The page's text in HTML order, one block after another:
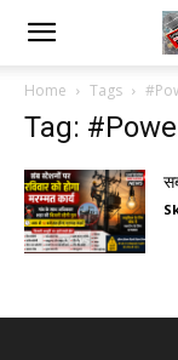
Home Tags
Tag: